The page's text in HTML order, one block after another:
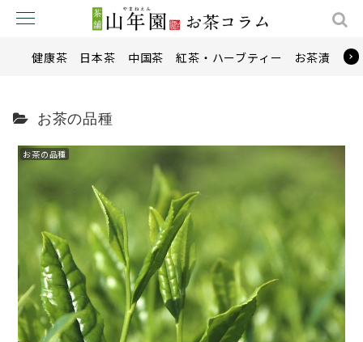
健康茶 日本茶 中国茶 紅茶・ハーブティー お茶漬け
お茶の品種
お茶の品種